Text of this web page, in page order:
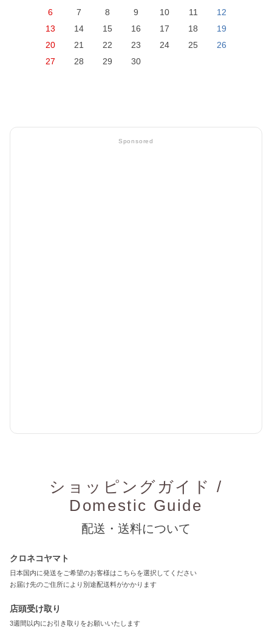
6
7 8 9 10 11
12
13
14 15 16 17 18
19
20
21 22 23 24 25
26
27
28 29 30
Sponsored
ショッピングガイド /
Domestic Guide
配送・送料について
クロネコヤマト
日本国内に発送をご希望のお客様はこちらを選択してください
お届け先のご住所により別途配送料がかかります
店頭受け取り
3週間以内にお引き取りをお願いいたします